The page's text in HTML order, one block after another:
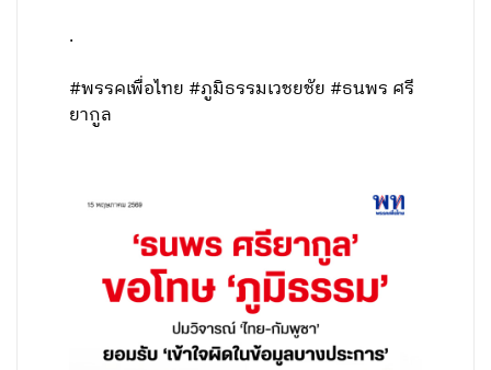
.
#พรรคเพื่อไทย #ภูมิธรรมเวชยชัย #ธนพร ศรี
ยากูล